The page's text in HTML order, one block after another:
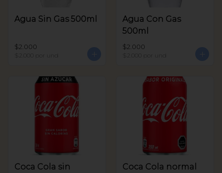
Agua Sin Gas 500ml
$2.000
$2.000 por und
Agua Con Gas
500ml
$2.000
$2.000 por und
Coca Cola sin
Coca Cola normal